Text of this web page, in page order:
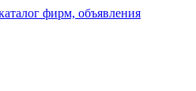
фирм, объявления